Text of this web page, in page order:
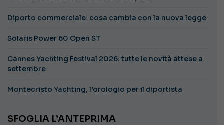
Diporto commerciale: cosa cambia con la nuova legge
Solaris Power 60 Open ST
Cannes Yachting Festival 2026: tutte le novità attese a
settembre
Montecristo Yachting, l’orologio per il diportista
SFOGLIA L’ANTEPRIMA